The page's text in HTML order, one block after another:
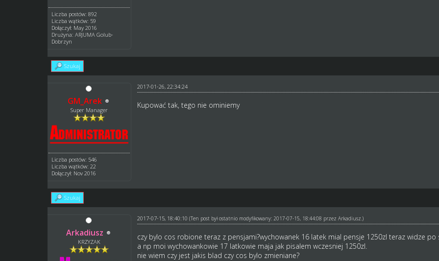
Liczba postów: 892
Liczba wątków: 59
Dołączył: May 2016
Drużyna: ARJUMA Golub-
Dobrzyn
Szukaj
GM_Arek
Super Manager
Liczba postów: 546
Liczba wątków: 22
Dołączył: Nov 2016
2017-01-26, 22:34:24
Kupować tak, tego nie ominiemy
Szukaj
Arkadiusz
KRZYZAK
2017-07-15, 18:40:10 (Ten post był ostatnio modyfikowany: 2017-07-15, 18:44:08 przez Arkadiusz.)
czy bylo cos robione teraz z pensjami?wychowanek 16 latek mial pensje 1250zl teraz widze
a np moi wychowankowie 17 latkowie maja jak pisalem wczesniej 1250zl.
nie wiem czy jest jakis blad czy cos bylo zmieniane?